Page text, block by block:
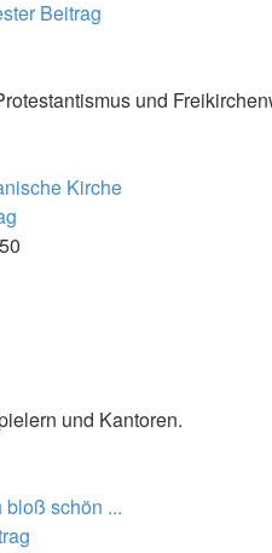
Beitrag
und
Kirche
und Kantoren.
bloß schön ...